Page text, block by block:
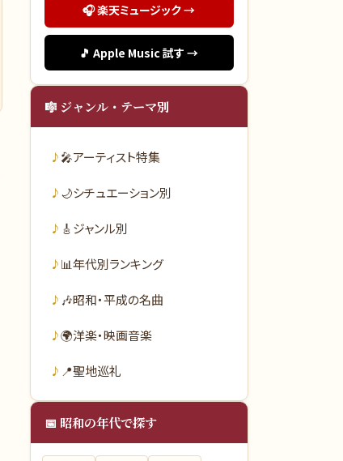
🎧 楽天ミュージック →
🎵 Apple Music 試す →
🎼 ジャンル・テーマ別
🎤アーティスト特集
🌙シチュエーション別
🎸ジャンル別
📊年代別ランキング
🎶昭和・平成の名曲
🌍洋楽・映画音楽
📍聖地巡礼
📅 昭和の年代で探す